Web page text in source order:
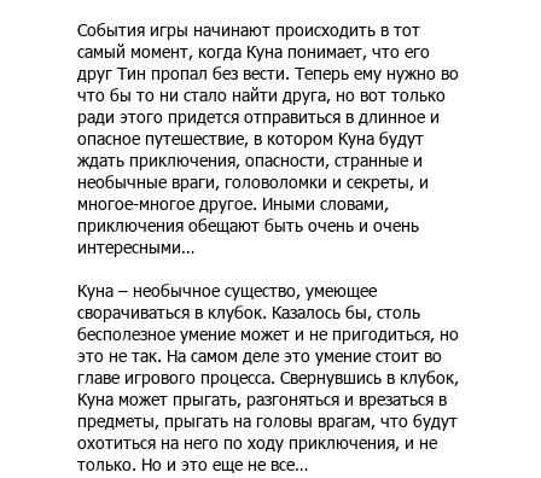
События игры начинают происходить в тот
самый момент, когда Куна понимает, что его
друг Тин пропал без вести. Теперь ему нужно во
что бы то ни стало найти друга, но вот только
ради этого придется отправиться в длинное и
опасное путешествие, в котором Куна будут
ждать приключения, опасности, странные и
необычные враги, головоломки и секреты, и
многое-многое другое. Иными словами,
приключения обещают быть очень и очень
интересными…
Куна – необычное существо, умеющее
сворачиваться в клубок. Казалось бы, столь
бесполезное умение может и не пригодиться, но
это не так. На самом деле это умение стоит во
главе игрового процесса. Свернувшись в клубок,
Куна может прыгать, разгоняться и врезаться в
предметы, прыгать на головы врагам, что будут
охотиться на него по ходу приключения, и не
только. Но и это еще не все…